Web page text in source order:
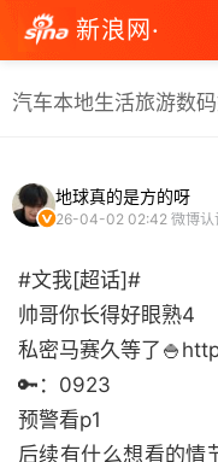
新浪网·
汽车本地生活旅游数码
地球真的是方的呀
26-04-02 02:42 微博认
#文我[超话]#
帅哥你长得好眼熟4
私密马赛久等了
🔑：0923
预警看p1
后续有什么想看的情